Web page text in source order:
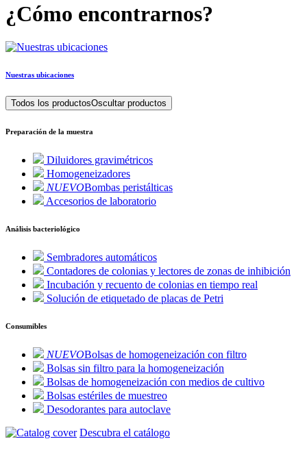
¿Cómo encontrarnos?
Nuestras ubicaciones
Todos los productosOscultar productos
Preparación de la muestra
Diluidores gravimétricos
Homogeneizadores
NUEVOBombas peristálticas
Accesorios de laboratorio
Análisis bacteriológico
Sembradores automáticos
Contadores de colonias y lectores de zonas de inhibición
Incubación y recuento de colonias en tiempo real
Solución de etiquetado de placas de Petri
Consumibles
NUEVOBolsas de homogeneización con filtro
Bolsas sin filtro para la homogeneización
Bolsas de homogeneización con medios de cultivo
Bolsas estériles de muestreo
Desodorantes para autoclave
Descubra el catálogo